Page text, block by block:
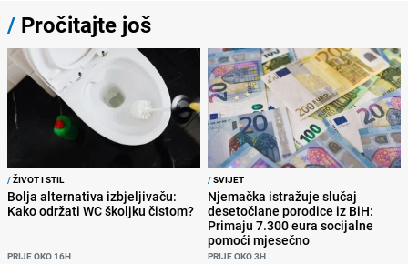
/ Pročitajte još
/ŽIVOT I STIL
Bolja alternativa izbjeljivaču:
Kako održati WC školjku čistom?
PRIJE OKO 16H
/SVIJET
Njemačka istražuje slučaj
desetočlane porodice iz BiH:
Primaju 7.300 eura socijalne
pomoći mjesečno
PRIJE OKO 3H